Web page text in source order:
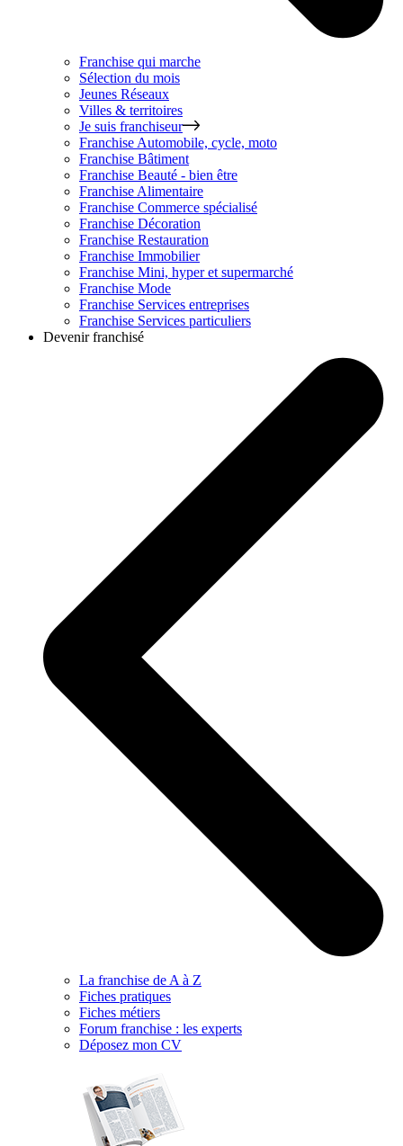
Franchise qui marche
Sélection du mois
Jeunes Réseaux
Villes & territoires
Je suis franchiseur
Franchise Automobile, cycle, moto
Franchise Bâtiment
Franchise Beauté - bien être
Franchise Alimentaire
Franchise Commerce spécialisé
Franchise Décoration
Franchise Restauration
Franchise Immobilier
Franchise Mini, hyper et supermarché
Franchise Mode
Franchise Services entreprises
Franchise Services particuliers
Devenir franchisé
La franchise de A à Z
Fiches pratiques
Fiches métiers
Forum franchise : les experts
Déposez mon CV